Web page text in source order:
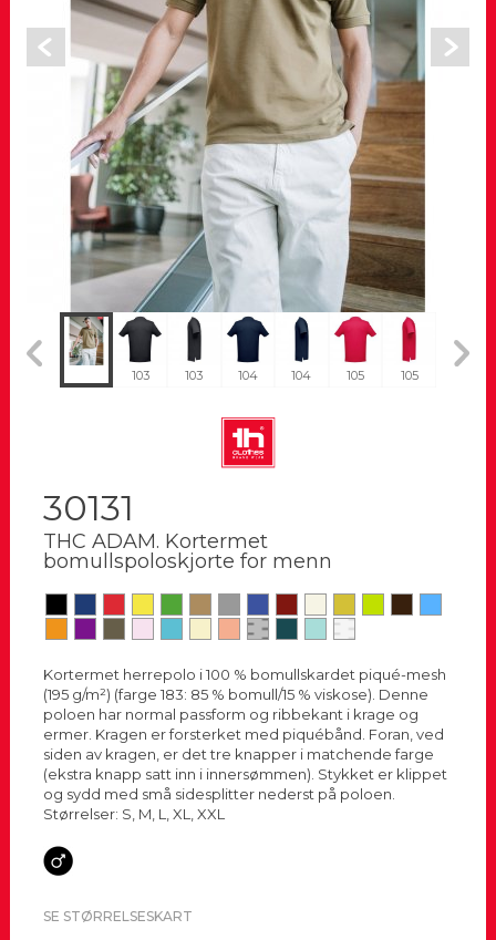
103 103 104 104 105 105
30131
THC ADAM. Kortermet
bomullspoloskjorte for menn
Kortermet herrepolo i 100 % bomullskardet piqué-mesh
(195 g/m²) (farge 183: 85 % bomull/15 % viskose). Denne
poloen har normal passform og ribbekant i krage og
ermer. Kragen er forsterket med piquébånd. Foran, ved
siden av kragen, er det tre knapper i matchende farge
(ekstra knapp satt inn i innersømmen). Stykket er klippet
og sydd med små sidesplitter nederst på poloen.
Størrelser: S, M, L, XL, XXL
SE STØRRELSESKART